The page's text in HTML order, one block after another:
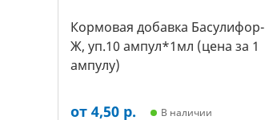
Кормовая добавка Басулифор-
Ж, уп.10 ампул*1мл (цена за 1
ампулу)
от 4,50 р. В наличии